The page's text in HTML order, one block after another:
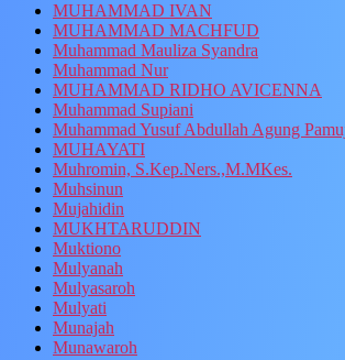
MUHAMMAD IVAN
MUHAMMAD MACHFUD
Muhammad Mauliza Syandra
Muhammad Nur
MUHAMMAD RIDHO AVICENNA
Muhammad Supiani
Muhammad Yusuf Abdullah Agung
MUHAYATI
Muhromin, S.Kep.Ners.,M.MKes.
Muhsinun
Mujahidin
MUKHTARUDDIN
Muktiono
Mulyanah
Mulyasaroh
Mulyati
Munajah
Munawaroh